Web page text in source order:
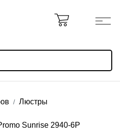
Люстры
Sunrise 2940-6P